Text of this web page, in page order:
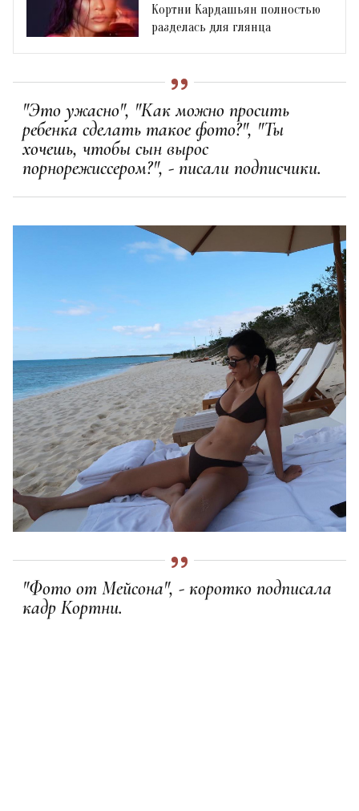
Кортни Кардашьян полностью
разделась для глянца
"Это ужасно", "Как можно просить
ребенка сделать такое фото?", "Ты
хочешь, чтобы сын вырос
порнорежиссером?", - писали подписчики.
"Фото от Мейсона", - коротко подписала
кадр Кортни.